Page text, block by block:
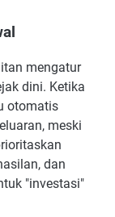
mengatur
dini. Ketika
otomatis
meski
dan
"investasi"